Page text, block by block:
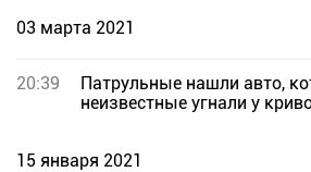
03 марта 2021
20:39
Патрульные нашли авто,
неизвестные угнали у
15 января 2021